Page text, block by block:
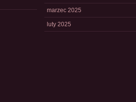
marzec 2025
luty 2025